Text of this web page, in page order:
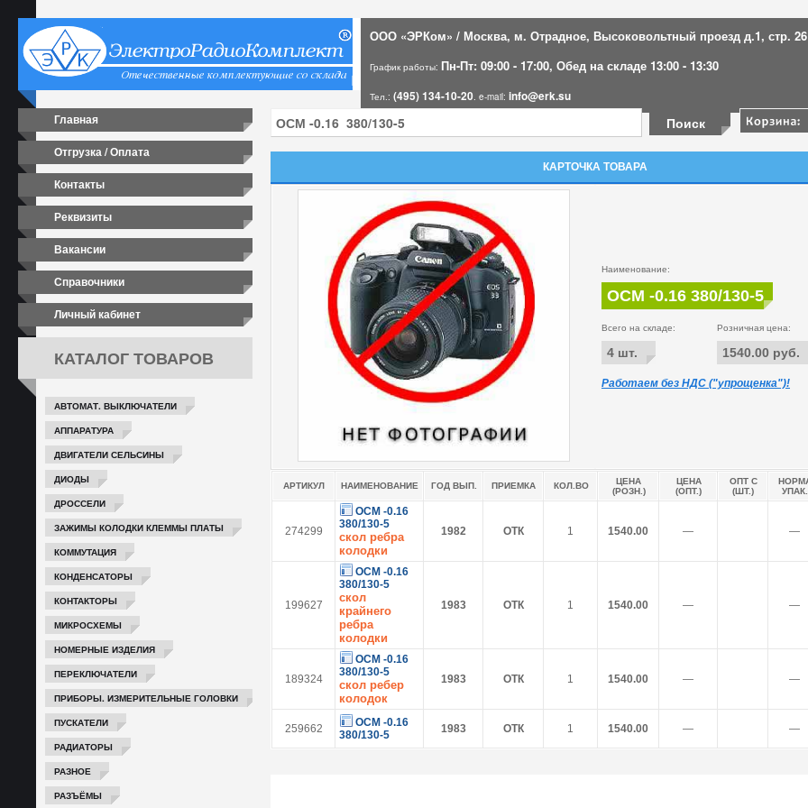
ООО «ЭРКом» / Москва, м. Отрадное, Высоковольтный проезд д.1, стр. 26
График работы: Пн-Пт: 09:00 - 17:00, Обед на складе 13:00 - 13:30
Тел.: (495) 134-10-20. e-mail: info@erk.su
Главная
Отгрузка / Оплата
Контакты
Реквизиты
Вакансии
Справочники
Личный кабинет
КАТАЛОГ ТОВАРОВ
АВТОМАТ. ВЫКЛЮЧАТЕЛИ
АППАРАТУРА
ДВИГАТЕЛИ СЕЛЬСИНЫ
ДИОДЫ
ДРОССЕЛИ
ЗАЖИМЫ КОЛОДКИ КЛЕММЫ ПЛАТЫ
КОММУТАЦИЯ
КОНДЕНСАТОРЫ
КОНТАКТОРЫ
МИКРОСХЕМЫ
НОМЕРНЫЕ ИЗДЕЛИЯ
ПЕРЕКЛЮЧАТЕЛИ
ПРИБОРЫ. ИЗМЕРИТЕЛЬНЫЕ ГОЛОВКИ
ПУСКАТЕЛИ
РАДИАТОРЫ
РАЗНОЕ
РАЗЪЁМЫ
КАРТОЧКА ТОВАРА
Наименование:
ОСМ -0.16 380/130-5
Всего на складе:
4 шт.
Розничная цена:
1540.00 руб.
Работаем без НДС ("упрощенка")!
АРТИКУЛ НАИМЕНОВАНИЕ ГОД ВЫП. ПРИЕМКА КОЛ.ВО
ЦЕНА
(РОЗН.)
ЦЕНА
(ОПТ.)
ОПТ С
(ШТ.)
УПАК.
274299
ОСМ -0.16
380/130-5
скол ребра
колодки
1982 ОТК 1 1540.00 ― ―
199627
ОСМ -0.16
380/130-5
скол
крайнего
ребра
колодки
1983 ОТК 1 1540.00 ― ―
189324
ОСМ -0.16
380/130-5
скол ребер
колодок
1983 ОТК 1 1540.00 ― ―
259662
ОСМ -0.16
380/130-5
1983 ОТК 1 1540.00 ― ―